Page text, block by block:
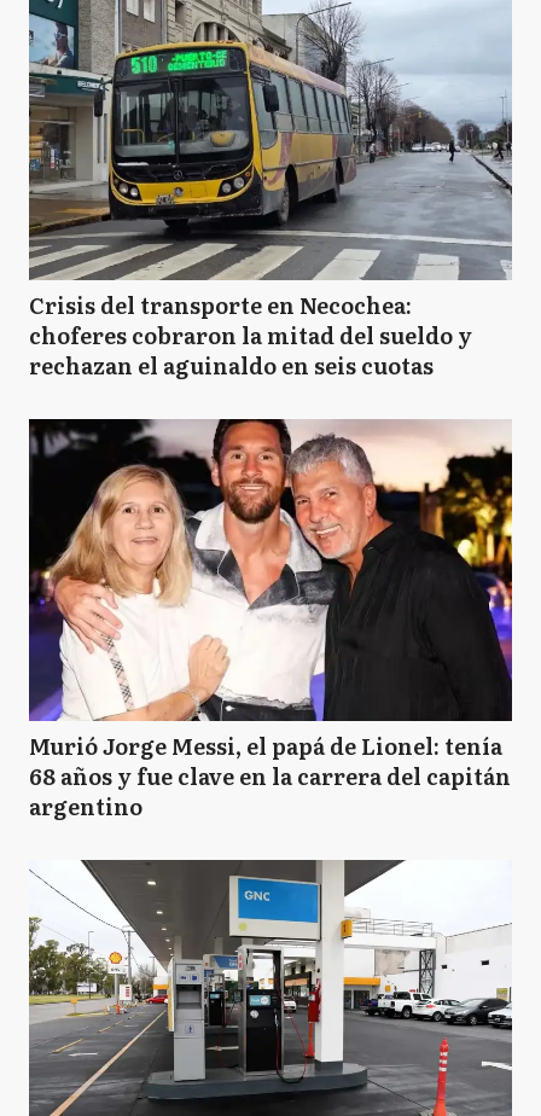
Crisis del transporte en Necochea:
choferes cobraron la mitad del sueldo y
rechazan el aguinaldo en seis cuotas
Murió Jorge Messi, el papá de Lionel: tenía
68 años y fue clave en la carrera del capitán
argentino